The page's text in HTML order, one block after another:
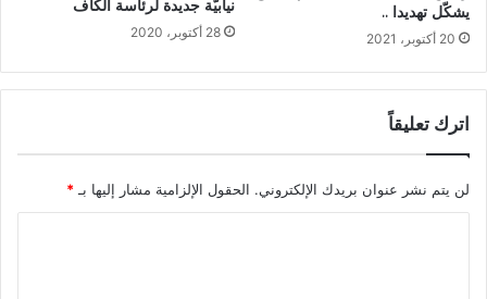
يشكّل تهديدا ..
20 أكتوبر، 2021
نيابيّة جديدة لرئاسة الكاف
28 أكتوبر، 2020
اترك تعليقاً
لن يتم نشر عنوان بريدك الإلكتروني. الحقول الإلزامية مشار إليها بـ *